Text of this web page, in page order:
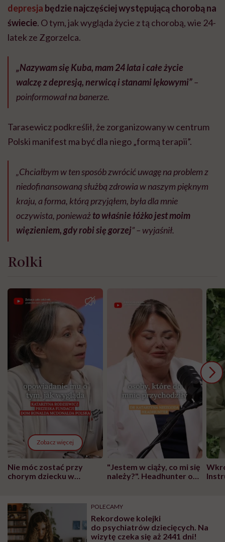
depresja będzie najczęściej występującą chorobą na
świecie. O tym, jak wygląda życie z tą chorobą, wie 24-
latek ze Zgorzelca.
„Nazywam się Kuba, mam 24 lata i całe życie
walczę z depresją, nerwicą i stanami lękowymi”–
poinformował na banerze.
Tarasewicz podkreślił, że zorganizowany w centrum
Polski manifest ma być dla niego „formą terapii”.
„Chciałbym w ten sposób zwrócić uwagę na problem z
niedofinansowaną służbą zdrowia w naszym pięknym
kraju, a forma, którą przyjąłem, była dla mnie
oczywista, ponieważto właśnie łóżko jest moim
więzieniem, gdy robi się gorzej” – wyjaśnił.
Rolki
Zobacz więcej
Nie móc zostać przy
chorym dziecku w
może chyba tylko
głupota i brak
wyobraźni"
"Jestem w ciąży, co mi się
należy?". Headhunter o
pracy
POLECAMY
Rekordowe kolejki
do psychiatrów dziecięcych. Na
wizytę czeka się aż 2441 dni!